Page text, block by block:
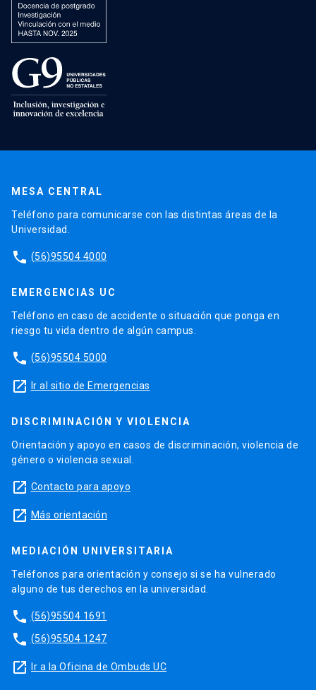
MESA CENTRAL
Teléfono para comunicarse con las distintas áreas de la
Universidad.
phone (56)95504 4000
EMERGENCIAS UC
Teléfono en caso de accidente o situación que ponga en
riesgo tu vida dentro de algún campus.
phone (56)95504 5000
launch Ir al sitio de Emergencias
DISCRIMINACIÓN Y VIOLENCIA
Orientación y apoyo en casos de discriminación, violencia de
género o violencia sexual.
launch Contacto para apoyo
launch Más orientación
MEDIACIÓN UNIVERSITARIA
Teléfonos para orientación y consejo si se ha vulnerado
alguno de tus derechos en la universidad.
phone (56)95504 1691
phone (56)95504 1247
launch Ir a la Oficina de Ombuds UC